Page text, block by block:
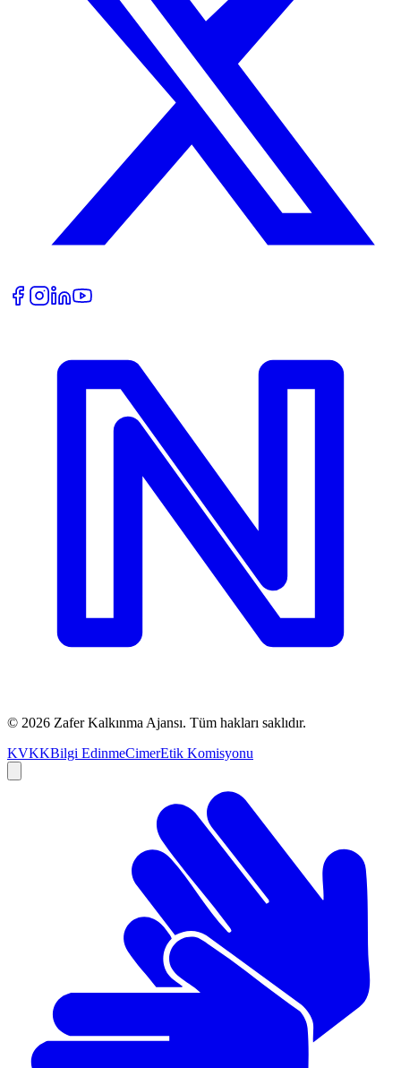
© 2026 Zafer Kalkınma Ajansı. Tüm hakları saklıdır.
KVKKBilgi EdinmeCimerEtik Komisyonu